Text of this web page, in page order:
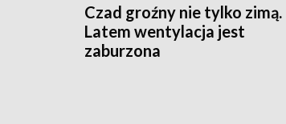
Czad groźny nie tylko zimą.
Latem wentylacja jest
zaburzona